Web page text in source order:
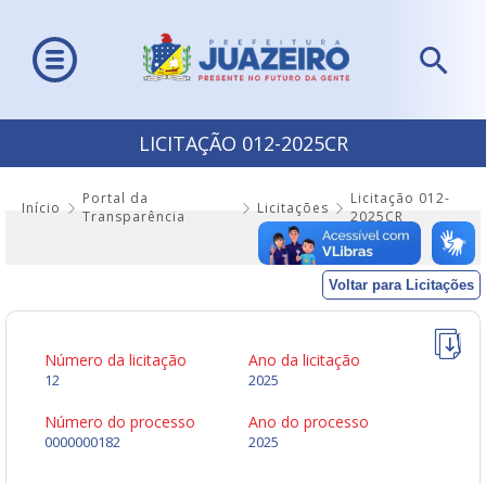
LICITAÇÃO 012-2025CR
Início
Portal da
Transparência
Licitações
Licitação 012-
2025CR
Voltar para Licitações
Número da licitação
12
Ano da licitação
2025
Número do processo
0000000182
Ano do processo
2025